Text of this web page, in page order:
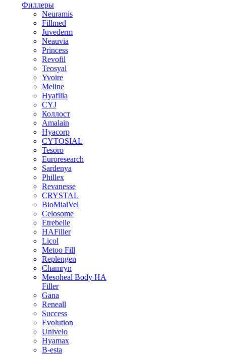
Филлеры
Neuramis
Fillmed
Juvederm
Neauvia
Princess
Revofil
Teosyal
Yvoire
Meline
Hyafilia
CYJ
Коллост
Amalain
Hyacorp
CYTOSIAL
Tesoro
Euroresearch
Sardenya
Phillex
Revanesse
CRYSTAL
BioMialVel
Celosome
Etrebelle
HAFiller
Licol
Metoo Fill
Replengen
Chamryn
Mesoheal Body HA
Filler
Gana
Reneall
Success
Evolution
Univelo
Hyamax
B-esta